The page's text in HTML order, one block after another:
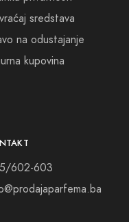
sredstava
na odustajanje
kupovina
602-603